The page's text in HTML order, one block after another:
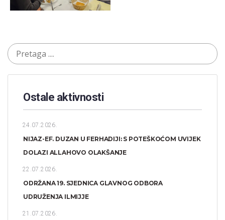
Ostale aktivnosti
24.07.2026.
NIJAZ-EF. DUZAN U FERHADIJI: S POTEŠKOĆOM UVIJEK
DOLAZI ALLAHOVO OLAKŠANJE
22.07.2026.
ODRŽANA 19. SJEDNICA GLAVNOG ODBORA
UDRUŽENJA ILMIJJE
21.07.2026.